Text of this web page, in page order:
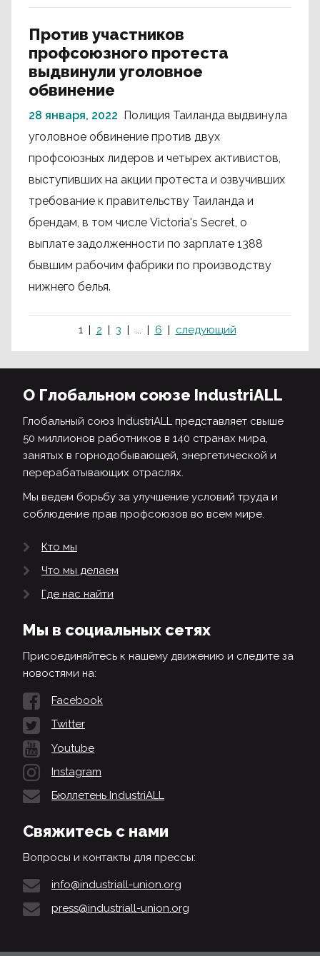
Против участников
профсоюзного протеста
выдвинули уголовное
обвинение
28 января, 2022 Полиция Таиланда выдвинула
уголовное обвинение против двух
профсоюзных лидеров и четырех активистов,
выступивших на акции протеста и озвучивших
требование к правительству Таиланда и
брендам, в том числе Victoria's Secret, о
выплате задолженности по зарплате 1388
бывшим рабочим фабрики по производству
нижнего белья.
1 2 3 ... 6 следующий
О Глобальном союзе IndustriALL
Глобальный союз IndustriALL представляет свыше
50 миллионов работников в 140 странах мира,
занятых в горнодобывающей, энергетической и
перерабатывающих отраслях.
Мы ведем борьбу за улучшение условий труда и
соблюдение прав профсоюзов во всем мире.
Кто мы
Что мы делаем
Где нас найти
Мы в социальных сетях
Присоединяйтесь к нашему движению и следите за
новостями на:
Facebook
Twitter
Youtube
Instagram
Бюллетень IndustriALL
Свяжитесь с нами
Вопросы и контакты для прессы:
info@industriall-union.org
press@industriall-union.org